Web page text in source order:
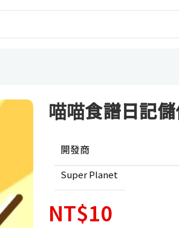
喵喵食譜日記
開發商
Super Planet
NT$10